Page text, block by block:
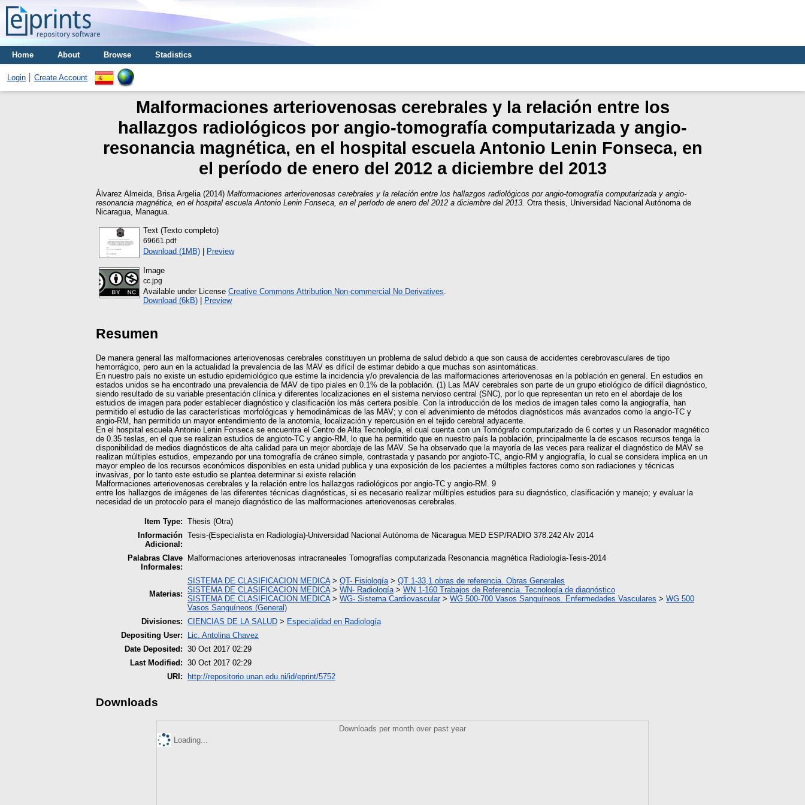
Home About Browse Stadistics
Login Create Account
Malformaciones arteriovenosas cerebrales y la relación entre los
hallazgos radiológicos por angio-tomografía computarizada y angio-
resonancia magnética, en el hospital escuela Antonio Lenin Fonseca, en
el período de enero del 2012 a diciembre del 2013
Álvarez Almeida, Brisa Argelia (2014) Malformaciones arteriovenosas cerebrales y la relación entre los hallazgos radiológicos por angio-tomografía computarizada y angio-
resonancia magnética, en el hospital escuela Antonio Lenin Fonseca, en el período de enero del 2012 a diciembre del 2013. Otra thesis, Universidad Nacional Autónoma de
Nicaragua, Managua.
Text (Texto completo)
69661.pdf
Download (1MB) | Preview
Image
cc.jpg
Available under License Creative Commons Attribution Non-commercial No Derivatives
Download (6kB) | Preview
Resumen
De manera general las malformaciones arteriovenosas cerebrales constituyen un problema de salud debido a que son causa de accidentes cerebrovasculares de tipo
hemorrágico, pero aun en la actualidad la prevalencia de las MAV es difícil de estimar debido a que muchas son asintomáticas.
En nuestro país no existe un estudio epidemiológico que estime la incidencia y/o prevalencia de las malformaciones arteriovenosas en la población en general. En estudios en
estados unidos se ha encontrado una prevalencia de MAV de tipo piales en 0.1% de la población. (1) Las MAV cerebrales son parte de un grupo etiológico de difícil diagnóstico,
siendo resultado de su variable presentación clínica y diferentes localizaciones en el sistema nervioso central (SNC), por lo que representan un reto en el abordaje de los
estudios de imagen para poder establecer diagnóstico y clasificación los más certera posible. Con la introducción de los medios de imagen tales como la angiografía, han
permitido el estudio de las características morfológicas y hemodinámicas de las MAV; y con el advenimiento de métodos diagnósticos más avanzados como la angio-TC y
angio-RM, han permitido un mayor entendimiento de la anotomía, localización y repercusión en el tejido cerebral adyacente.
En el hospital escuela Antonio Lenin Fonseca se encuentra el Centro de Alta Tecnología, el cual cuenta con un Tomógrafo computarizado de 6 cortes y un Resonador magnético
de 0.35 teslas, en el que se realizan estudios de angioto-TC y angio-RM, lo que ha permitido que en nuestro país la población, principalmente la de escasos recursos tenga la
disponibilidad de medios diagnósticos de alta calidad para un mejor abordaje de las MAV. Se ha observado que la mayoría de las veces para realizar el diagnóstico de MAV se
realizan múltiples estudios, empezando por una tomografía de cráneo simple, contrastada y pasando por angioto-TC, angio-RM y angiografía, lo cual se considera implica en un
mayor empleo de los recursos económicos disponibles en esta unidad publica y una exposición de los pacientes a múltiples factores como son radiaciones y técnicas
invasivas, por lo tanto este estudio se plantea determinar si existe relación
Malformaciones arteriovenosas cerebrales y la relación entre los hallazgos radiológicos por angio-TC y angio-RM. 9
entre los hallazgos de imágenes de las diferentes técnicas diagnósticas, si es necesario realizar múltiples estudios para su diagnóstico, clasificación y manejo; y evaluar la
necesidad de un protocolo para el manejo diagnóstico de las malformaciones arteriovenosas cerebrales.
Item Type: Thesis (Otra)
Información
Adicional:
Tesis-(Especialista en Radiología)-Universidad Nacional Autónoma de Nicaragua MED ESP/RADIO 378.242 Alv 2014
Palabras Clave
Informales:
Malformaciones arteriovenosas intracraneales Tomografías computarizada Resonancia magnética Radiología-Tesis-2014
Materias:
SISTEMA DE CLASIFICACION MEDICA> QT- Fisiología > QT 1-33,1 obras de referencia. Obras Generales
SISTEMA DE CLASIFICACION MEDICA> WN- Radiología > WN 1-160 Trabajos de Referencia. Tecnología de diagnóstico
SISTEMA DE CLASIFICACION MEDICA> WG- Sistema Cardiovascular> WG 500-700 Vasos Sanguíneos. Enfermedades Vasculares > WG 500
Vasos Sanguíneos (General)
Divisiones: CIENCIAS DE LA SALUD > Especialidad en Radiología
Depositing User:
Lic. Antolina Chavez
Date Deposited: 30 Oct 2017 02:29
Last Modified: 30 Oct 2017 02:29
URI:
http://repositorio.unan.edu.ni/id/eprint/5752
Downloads
Downloads per month over past year
Loading...